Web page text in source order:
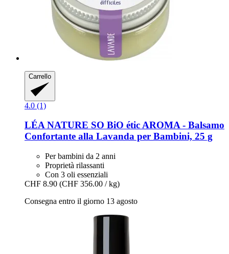
Carrello
4.0 (1)
LÉA NATURE SO BiO éticAROMA -​ Balsamo
Confortante alla Lavanda per Bambini, 25 g
Per bambini da 2 anni
Proprietà rilassanti
Con 3 oli essenziali
CHF 8.90 (CHF 356.00 / kg)
Consegna entro il giorno 13 agosto